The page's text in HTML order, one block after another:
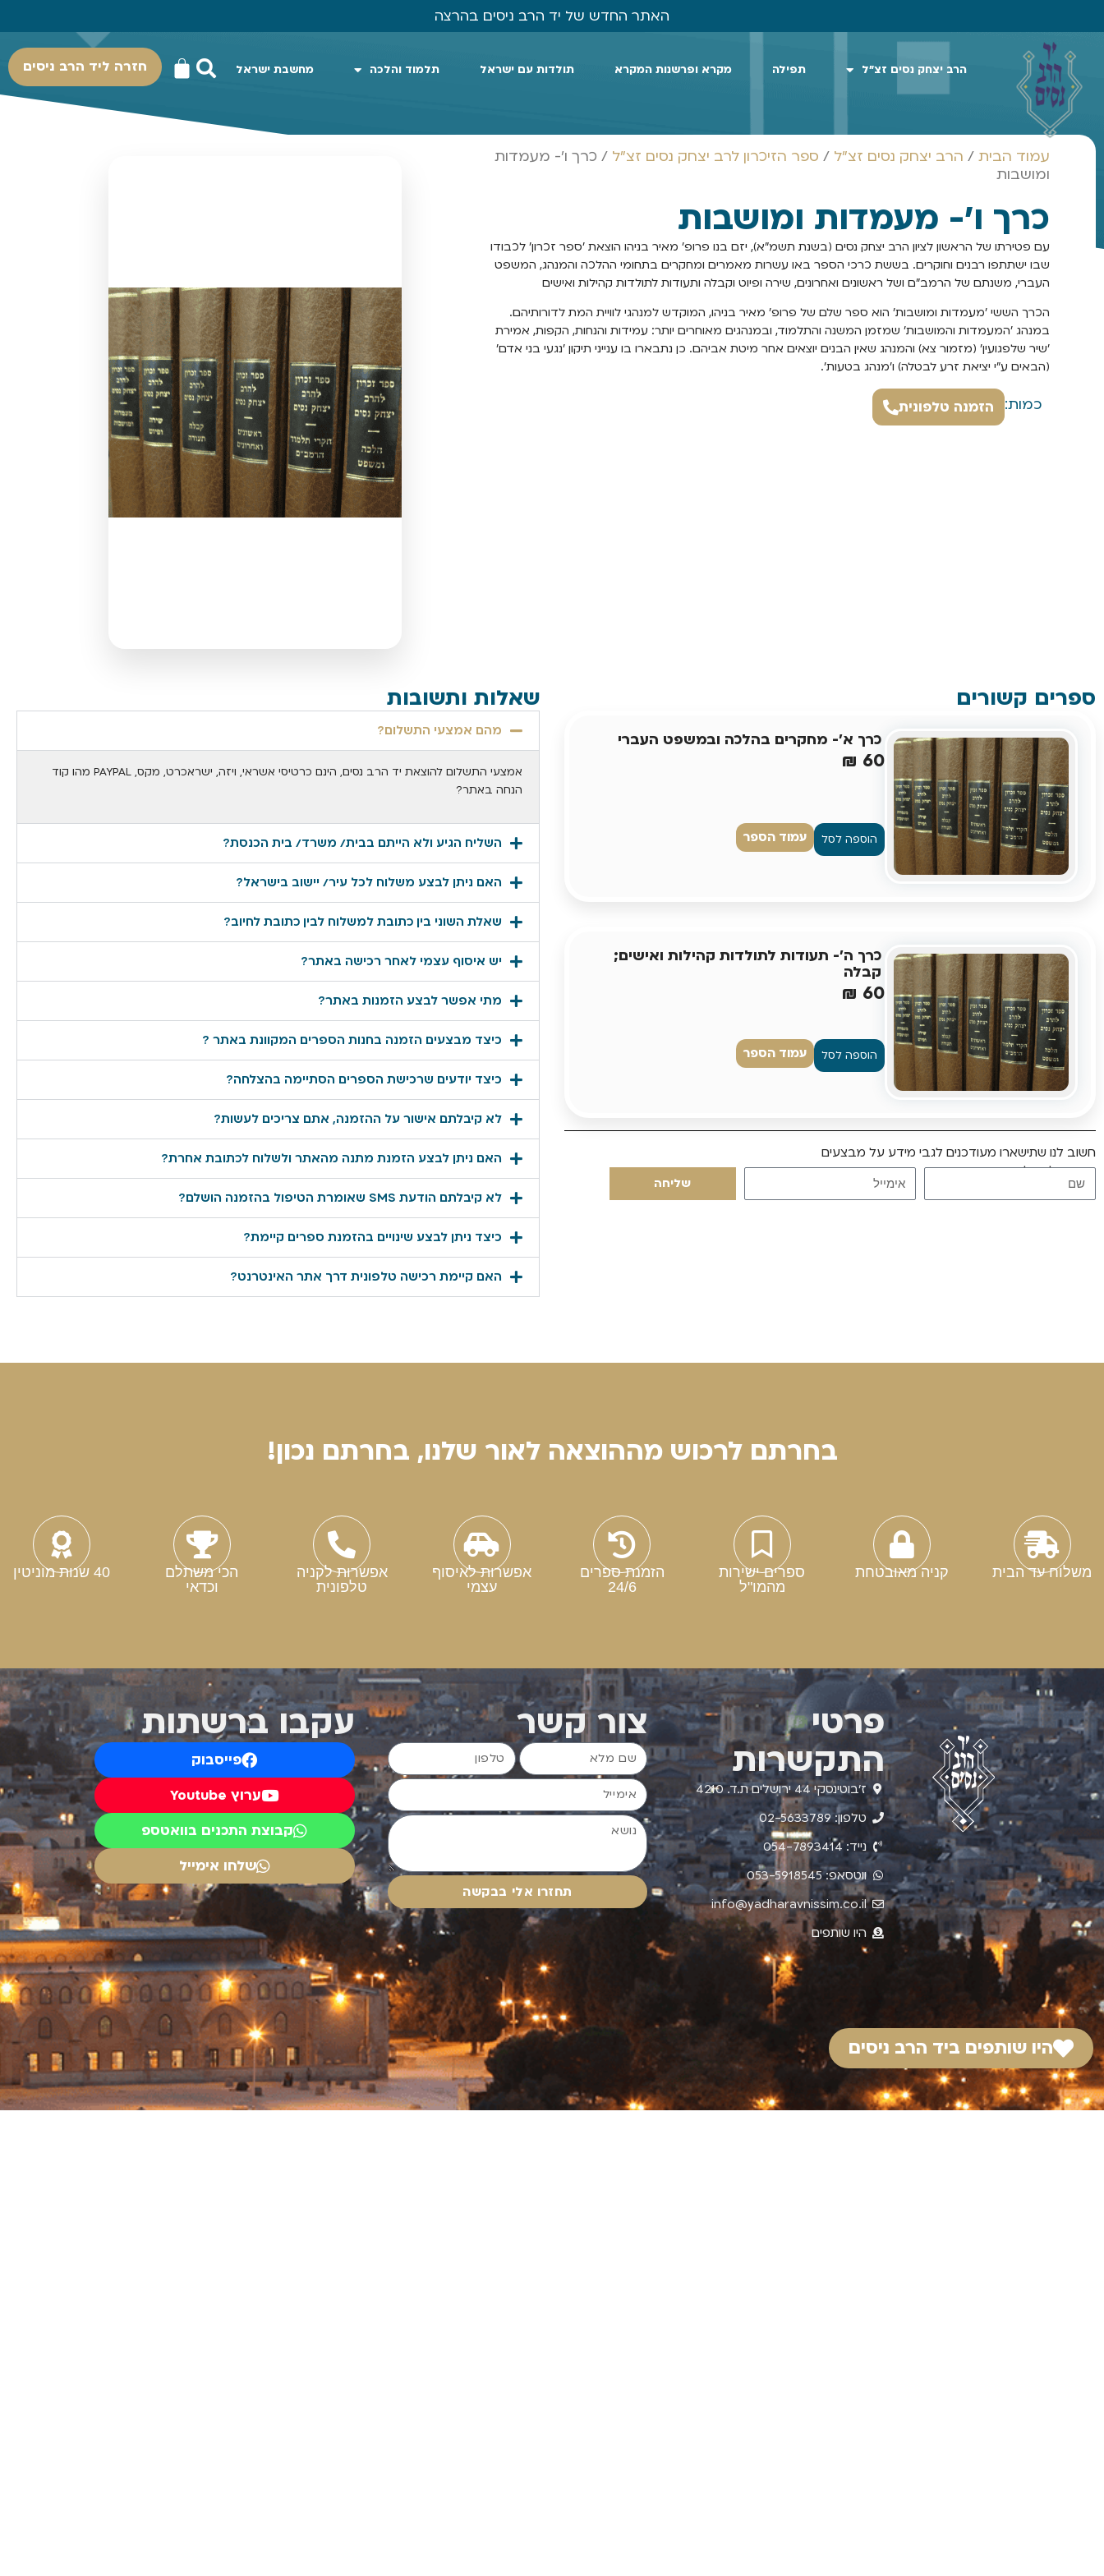
האתר החדש של יד הרב ניסים בהרצה
הרב יצחק נסים זצ"ל תפילה מקרא ופרשנות המקרא תולדות עם ישראל תלמוד והלכה מחשבת ישראל חזרה ליד הרב ניסים
עמוד הבית / הרב יצחק נסים זצ"ל / ספר הזיכרון לרב יצחק נסים זצ"ל / כרך ו'- מעמדות
ומושבות
כרך ו'- מעמדות ומושבות
עם פטירתו של הראשון לציון הרב יצחק נסים (בשנת תשמ"א), יזם בנו פרופ' מאיר בניהו הוצאת 'ספר זכרון' לכבודו
שבו ישתתפו רבנים וחוקרים. בששת כרכי הספר באו עשרות מאמרים ומחקרים בתחומי ההלכה והמנהג, המשפט
העברי, משנתם של הרמב"ם ושל ראשונים ואחרונים, שירה ופיוט וקבלה ותעודות לתולדות קהילות ואישים
הכרך הששי 'מעמדות ומושבות' הוא ספר שלם של פרופ' מאיר בניהו, המוקדש למנהגי לוויית המת לדורותיהם.
במנהג 'המעמדות והמושבות' שמזמן המשנה והתלמוד, ובמנהגים מאוחרים יותר: עמידות והנחות, הקפות, אמירת
'שיר שלפגועין' (מזמור צא) והמנהג שאין הבנים יוצאים אחר מיטת אביהם. כן נתבארו בו ענייני תיקון 'נגעי בני אדם'
(הבאים ע"י יציאת זרע לבטלה) ו'מנהג בטעות'.
כמות: הזמנה טלפונית
ספרים קשורים
כרך א'- מחקרים בהלכה ובמשפט העברי
₪ 60
הוספה לסל עמוד הספר
כרך ה'- תעודות לתולדות קהילות ואישים;
קבלה
₪ 60
הוספה לסל עמוד הספר
חשוב לנו שתישארו מעודכנים לגבי מידע על מבצעים
הרשמו לקבלת עדכונים
שליחה
שאלות ותשובות
מהם אמצעי התשלום?
אמצעי התשלום להוצאת יד הרב נסים, הינם כרטיסי אשראי, ויזה, ישראכרט, מקס, PAYPAL מהו קוד
הנחה באתר?
השליח הגיע ולא הייתם בבית/ משרד/ בית הכנסת?
האם ניתן לבצע משלוח לכל עיר/ יישוב בישראל?
שאלת השוני בין כתובת למשלוח לבין כתובת לחיוב?
יש איסוף עצמי לאחר רכישה באתר?
מתי אפשר לבצע הזמנות באתר?
כיצד מבצעים הזמנה בחנות הספרים המקוונת באתר ?
כיצד יודעים שרכישת הספרים הסתיימה בהצלחה?
לא קיבלתם אישור על ההזמנה, אתם צריכים לעשות?
האם ניתן לבצע הזמנת מתנה מהאתר ולשלוח לכתובת אחרת?
לא קיבלתם הודעת SMS שאומרת הטיפול בהזמנה הושלם?
כיצד ניתן לבצע שינויים בהזמנת ספרים קיימת?
האם קיימת רכישה טלפונית דרך אתר האינטרנט?
בחרתם לרכוש מההוצאה לאור שלנו, בחרתם נכון!
משלוח עד הבית קניה מאובטחת
ספרים ישירות
מהמו"ל
הזמנת ספרים
24/6
אפשרות לאיסוף
עצמי
אפשרות לקניה
טלפונית
הכי משתלם
וכדאי
40 שנות מוניטין
פרטי
התקשרות
ז'בוטינסקי 44 ירושלים ת.ד. 4210
טלפון: 02-5633789
נייד: 054-7893414
ווטסאפ: 053-5918545
info@yadharavnissim.co.il
היו שותפים
צור קשר
תחזרו אלי בבקשה
עקבו ברשתות
פייסבוק
ערוץ Youtube
קבוצת התכנים בוואטספ
שלחו אימייל
היו שותפים ביד הרב ניסים